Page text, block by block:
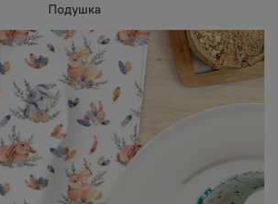
Подушка